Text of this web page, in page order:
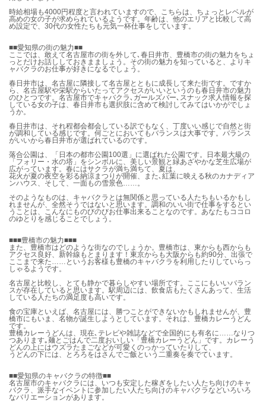
時給相場も4000円程度と言われていますので、こちらは、ちょっとレベルが
高めの女の子が求められているようです。年齢は、他のエリアと比較して高
め設定で、30代の女性たちも元気一杯仕事をしています。
■■愛知県の街の魅力■■
ここでは、敢えて名古屋市の街を外して､春日井市、豊橋市の街の魅力をちょ
っとだけお話ししておきまましょう。その街の魅力を知っていると、よりキ
ャバクラのお仕事が好きになるでしょう。
春日井市は、名古屋に隣接して名古屋とともに成長して来た街です。ですか
ら、名古屋駅や栄駅からいたってアクセスがいいというのも春日井市の魅力
のひとつです。名古屋市でキャバクラ､ガールズバー､スナック求人情報を探
している女の子は、春日井市も選択肢に含めて検討してみてはいかがでしょ
うか。
春日井市は、それ程都会都会している訳でもなく、丁度いい感じで自然と街
が調和している感じです。何ごとにおいてもバランスは大事です。バランス
がいいから春日井市が選ばれているのです。
落合公園は、「日本の都市公園100選」に選ばれた公園です。日本最大級の
「フォリー・水の塔」をシンボルに、美しい景観と緑あざやかな芝生広場が
広がっています。春にはサクラが満ち満ちて、夏は、
花火が夏の夜空を彩る納涼まつりが開催、また､紅葉に映える秋のカナディア
ンハウス、そして、一面もの雪景色……。
そのようなものは、キャバクラとは無関係と思っている人たちもいるかもし
れませんが、全然そうではないと思います。調和のいい街で仕事をするとい
うことは、こんなにものびのびお仕事出来ることなのです。あなたもココロ
のゆとりを感じることでしょう。
■■■豊橋市の魅力■■■
また、豊橋市はどのような街なのでしょうか。豊橋市は、東からも西からも
アクセス良好、新幹線もとまります！東京からも大阪からも約90分、出張で
ここまで来た……というお客様も豊橋のキャバクラを利用したりしていらっ
しゃるようです。
名古屋と比較し、とても静かで暮らしやすい場所です。ここにもいいバラン
スが存在していると思います。駅周辺には、飲食店もたくさんあって、生活
している人たちの満足度も高いです。
食の宝庫といえば、名古屋には、勝つことができないかもしれませんが、豊
橋市にもいま、名物が誕生しようとしています。それは、豊橋カレーうどん
です。
豊橋カレーうどんは、現在､テレビや雑誌などで全国的にも有名に……なりつ
つあります｡麺とごはんで二度おいしい「豊橋カレーうどん」です。カレーう
どんの上にはウズラたまごなどが可愛くのっかっていたりして、
うどんの下には、とろろをはさんでご飯という二重奏を奏でています。
■■愛知県のキャバクラの特徴■■
名古屋市のキャバクラには、いつも安定した稼ぎをしたい人たち向けのキャ
バクラ、派手なイベントに参加したい人たち向けのキャバクラなどいろいろ
なバリエーションがあります。